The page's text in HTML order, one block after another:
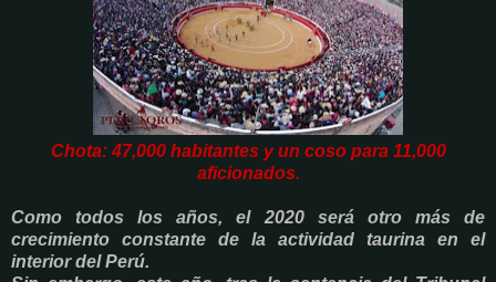
Chota: 47,000 habitantes y un coso para 11,000
aficionados.
Como todos los años, el 2020 será otro más de
crecimiento constante de la actividad taurina en el
interior del Perú.